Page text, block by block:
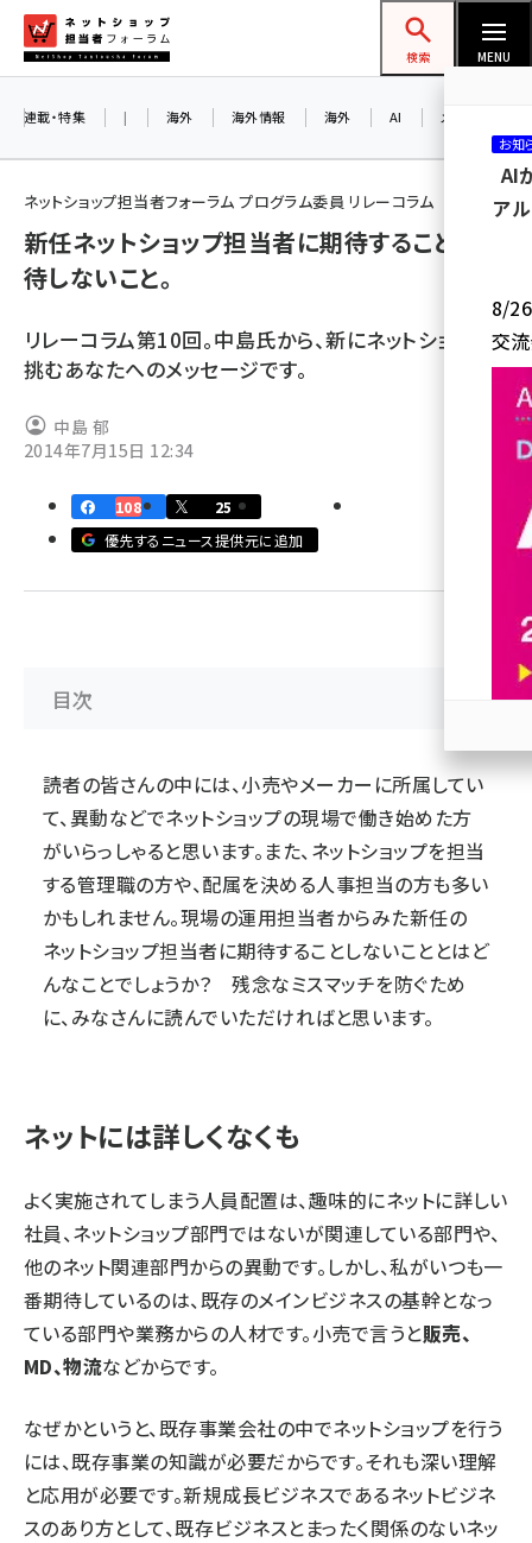
ン
ネットショップ担当者フォーラム
検索 MENU
amazon (2249)
楽天 (1871)
アスクル (1119)
ビィ・フォアード (773)
連載・特集 | 海外 海外情報 海外 AI メタバース
ネットショップ担当者フォーラム プログラム委員 リレーコラム
新任ネットショップ担当者に期待すること、期
待しないこと。
リレーコラム第10回。中島氏から、新にネットショップに
挑むあなたへのメッセージです。
中島 郁
2014年7月15日 12:34
108
25
優先するニュース提供元に追加
目次
読者の皆さんの中には、小売やメーカーに所属してい
て、異動などでネットショップの現場で働き始めた方
がいらっしゃると思います。また、ネットショップを担当
する管理職の方や、配属を決める人事担当の方も多い
かもしれません。現場の運用担当者からみた新任の
ネットショップ担当者に期待することしないこととはど
んなことでしょうか？ 残念なミスマッチを防ぐため
に、みなさんに読んでいただければと思います。
ネットには詳しくなくも
よく実施されてしまう人員配置は、趣味的にネットに詳しい
社員、ネットショップ部門ではないが関連している部門や、
他のネット関連部門からの異動です。しかし、私がいつも一
番期待しているのは、既存のメインビジネスの基幹となっ
ている部門や業務からの人材です。小売で言うと販売、
MD、物流などからです。
なぜかというと、既存事業会社の中でネットショップを行う
には、既存事業の知識が必要だからです。それも深い理解
と応用が必要です。新規成長ビジネスであるネットビジネ
スのあり方として、既存ビジネスとまったく関係のないネッ
お知
AI
ア
8/26
交
参